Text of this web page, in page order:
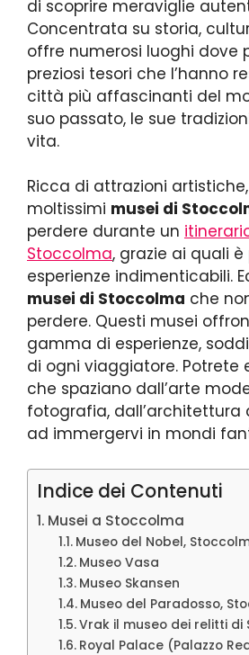
di scoprire meraviglie
Concentrata su storia,
offre numerosi luoghi dove
preziosi tesori che l’hanno
città più affascinanti del
suo passato, le sue
vita.
Ricca di attrazioni
moltissimi musei di
perdere durante un
Stoccolma, grazie ai quali è
esperienze indimenticabili.
musei di Stoccolma che
perdere. Questi musei
gamma di esperienze,
di ogni viaggiatore. Potrete
che spaziano dall’arte
fotografia, dall’architettura
ad immergervi in mondi
Indice dei Contenuti
Musei a Stoccolma
Museo del Nobel,
Museo Vasa
Museo Skansen
Museo del Paradosso,
Vrak il museo dei relitti di
Royal Palace (Palazzo